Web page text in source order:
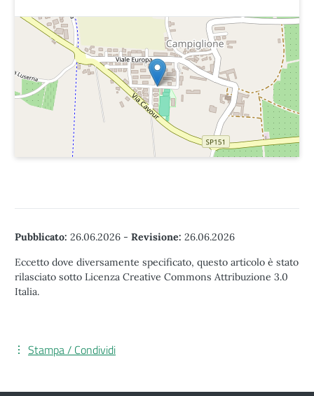
Pubblicato: 26.06.2026 - Revisione: 26.06.2026
Eccetto dove diversamente specificato, questo articolo è stato
rilasciato sotto Licenza Creative Commons Attribuzione 3.0
Italia.
Stampa / Condividi